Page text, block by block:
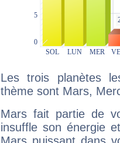
Les trois planètes
thème sont Mars,
Mars fait partie de
insuffle son énergie